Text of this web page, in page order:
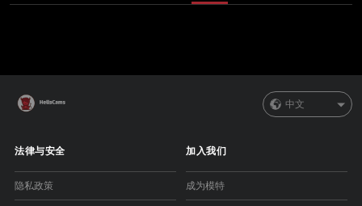
中文
法律与安全
隐私政策
加入我们
成为模特